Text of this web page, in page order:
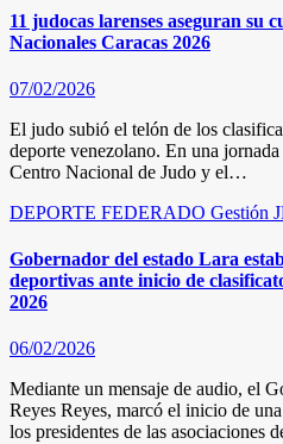
11 judocas larenses aseguran su
Nacionales Caracas 2026
07/02/2026
El judo subió el telón de los
deporte venezolano. En una
Centro Nacional de Judo y el…
DEPORTE FEDERADO Gestión
Gobernador del estado Lara
deportivas ante inicio de
2026
06/02/2026
Mediante un mensaje de audio, el
Reyes Reyes, marcó el inicio de
los presidentes de las asociaciones